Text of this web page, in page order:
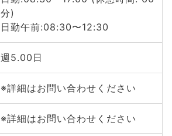
分)
日勤午前:08:30〜12:30
週5.00日
※詳細はお問い合わせください
※詳細はお問い合わせください